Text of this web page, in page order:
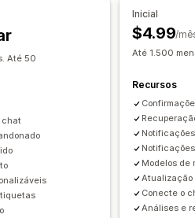
de boas-vindas
tag
Atribuição de chat
Até 50
chat
Inicial
$4.99/
Até 1.500
Recursos
Modelos de
Conecte o
Análises e